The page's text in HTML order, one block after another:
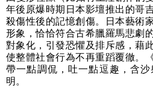
年後原爆時期日本影壇推出的哥
殺傷性後的記憶創傷。日本藝術
形象，恰恰符合古希臘羅馬悲劇
對象化，引發恐懼及排斥感，藉
使整體社會行為不再重蹈覆徹。
帶一點調侃，吐一點逗趣，含
明。